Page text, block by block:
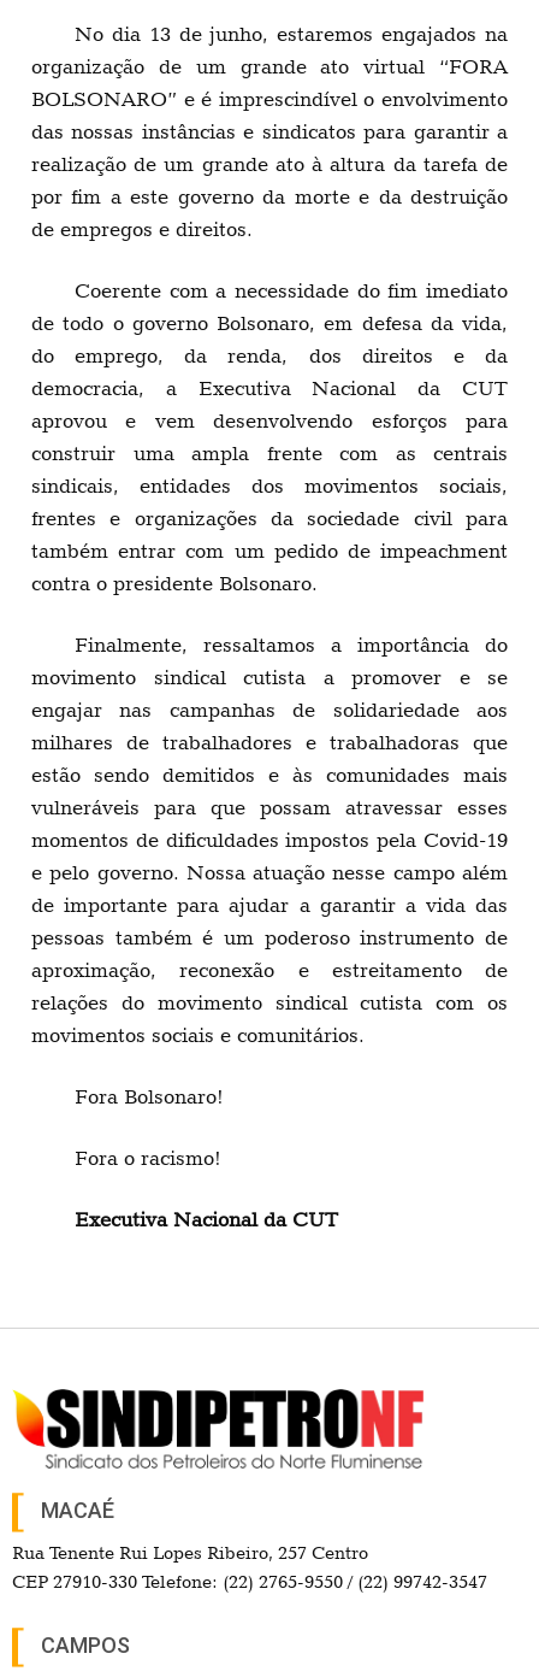
No dia 13 de junho, estaremos engajados na
organização de um grande ato virtual “FORA
BOLSONARO” e é imprescindível o envolvimento
das nossas instâncias e sindicatos para garantir a
realização de um grande ato à altura da tarefa de
por fim a este governo da morte e da destruição
de empregos e direitos.
Coerente com a necessidade do fim imediato
de todo o governo Bolsonaro, em defesa da vida,
do emprego, da renda, dos direitos e da
democracia, a Executiva Nacional da CUT
aprovou e vem desenvolvendo esforços para
construir uma ampla frente com as centrais
sindicais, entidades dos movimentos sociais,
frentes e organizações da sociedade civil para
também entrar com um pedido de impeachment
contra o presidente Bolsonaro.
Finalmente, ressaltamos a importância do
movimento sindical cutista a promover e se
engajar nas campanhas de solidariedade aos
milhares de trabalhadores e trabalhadoras que
estão sendo demitidos e às comunidades mais
vulneráveis para que possam atravessar esses
momentos de dificuldades impostos pela Covid-19
e pelo governo. Nossa atuação nesse campo além
de importante para ajudar a garantir a vida das
pessoas também é um poderoso instrumento de
aproximação, reconexão e estreitamento de
relações do movimento sindical cutista com os
movimentos sociais e comunitários.
Fora Bolsonaro!
Fora o racismo!
Executiva Nacional da CUT
MACAÉ
Rua Tenente Rui Lopes Ribeiro, 257 Centro
CEP 27910-330 Telefone: (22) 2765-9550 / (22) 99742-3547
CAMPOS